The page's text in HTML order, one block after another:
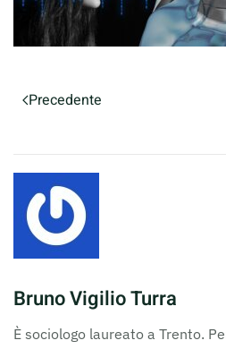
Precedente
Bruno Vigilio Turra
È sociologo laureato a Trento.